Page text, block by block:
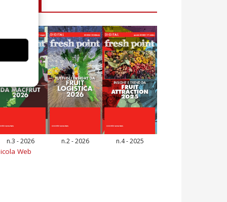
n.3 - 2026 n.2 - 2026 n.4 - 2025
Web